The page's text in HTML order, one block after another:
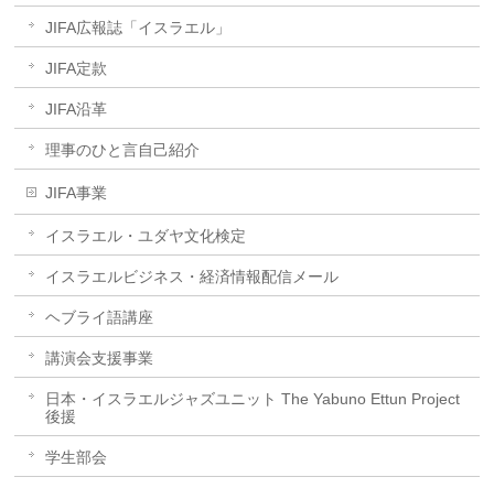
JIFA広報誌「イスラエル」
JIFA定款
JIFA沿革
理事のひと言自己紹介
JIFA事業
イスラエル・ユダヤ文化検定
イスラエルビジネス・経済情報配信メール
ヘブライ語講座
講演会支援事業
日本・イスラエルジャズユニット The Yabuno Ettun Project
後援
学生部会